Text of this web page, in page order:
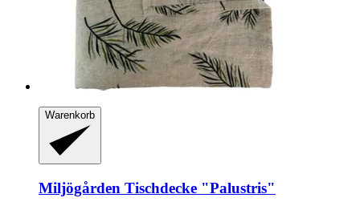
Warenkorb
Miljögården Tischdecke "Palustris"